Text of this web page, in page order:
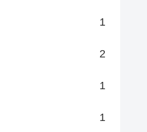
1
2
1
1